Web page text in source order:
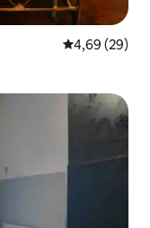
4,69 de uma
4,69 (29)